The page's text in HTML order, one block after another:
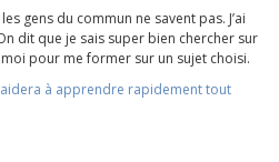
gens du commun ne savent pas. J’ai
dit que je sais super bien chercher sur
moi pour me former sur un sujet choisi.
à apprendre rapidement tout